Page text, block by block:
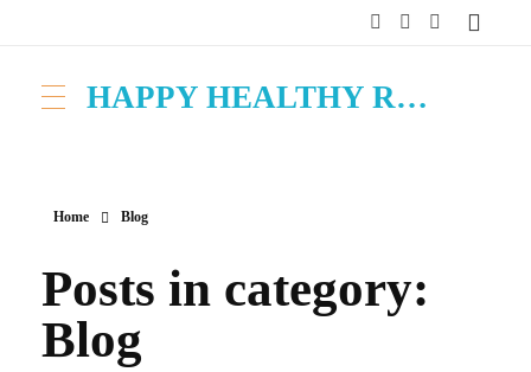
HAPPY HEALTHY RAW & FREE – ROH MACHT FROH!
Home Blog
Posts in category:
Blog